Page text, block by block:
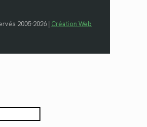
2005-2026 | Création Web